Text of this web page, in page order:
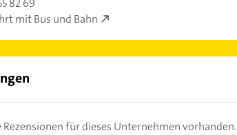
mit Bus und Bahn
Rezensionen für dieses Unternehmen vorhanden.